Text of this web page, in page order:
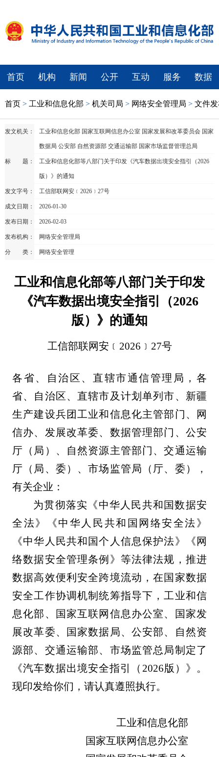
首页 机构 新闻 公开 互动 服务 数据
首页 > 工业和信息化部 > 机关司局 > 网络安全管理局 > 文件
发文机关： 工业和信息化部 国家互联网信息办公室 国家发展和改革委员会 国家
数据局 公安部 自然资源部 交通运输部 国家市场监督管理总局
标 题： 工业和信息化部等八部门关于印发《汽车数据出境安全指引（2026
版）》的通知
发文字号： 工信部联网安﹝2026﹞27号
成文日期： 2026-01-30
发布日期： 2026-02-03
发布机构： 网络安全管理局
分 类： 网络安全管理
工业和信息化部等八部门关于印发
《汽车数据出境安全指引（2026
版）》的通知
工信部联网安﹝2026﹞27号
各省、自治区、直辖市通信管理局，各
省、自治区、直辖市及计划单列市、新疆
生产建设兵团工业和信息化主管部门、网
信办、发展改革委、数据管理部门、公安
厅（局）、自然资源主管部门、交通运输
厅（局、委）、市场监管局（厅、委），
有关企业：
为贯彻落实《中华人民共和国数据安
全法》《中华人民共和国网络安全法》
《中华人民共和国个人信息保护法》《网
络数据安全管理条例》等法律法规，推进
数据高效便利安全跨境流动，在国家数据
安全工作协调机制统筹指导下，工业和信
息化部、国家互联网信息办公室、国家发
展改革委、国家数据局、公安部、自然资
源部、交通运输部、市场监管总局制定了
《汽车数据出境安全指引（2026版）》。
现印发给你们，请认真遵照执行。
工业和信息化部
国家互联网信息办公室